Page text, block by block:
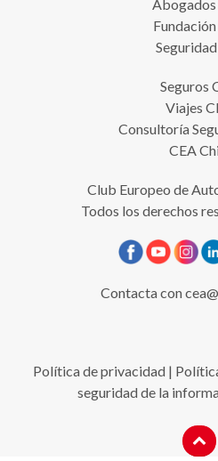
Abogados
Seguros
Viajes
Consultoría
CEA
Club Europeo de
Todos los derechos
Contacta con
Política de privacidad |
seguridad de la